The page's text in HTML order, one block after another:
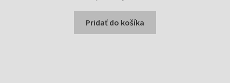
bola:
0,20 €.
je:
0,15 €.
Pridať do košíka